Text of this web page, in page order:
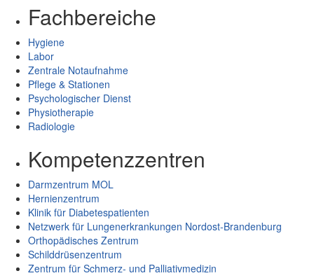
Fachbereiche
Hygiene
Labor
Zentrale Notaufnahme
Pflege & Stationen
Psychologischer Dienst
Physiotherapie
Radiologie
Kompetenzzentren
Darmzentrum MOL
Hernienzentrum
Klinik für Diabetespatienten
Netzwerk für Lungenerkrankungen Nordost-Brandenburg
Orthopädisches Zentrum
Schilddrüsenzentrum
Zentrum für Schmerz- und Palliativmedizin